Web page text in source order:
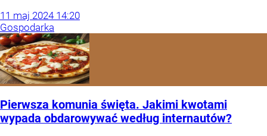
11 maj 2024 14:20
Gospodarka
Pierwsza komunia święta. Jakimi kwotami
wypada obdarowywać według internautów?